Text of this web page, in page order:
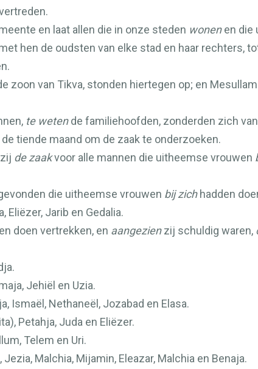
en laat allen die in onze steden wonenen die
hen de oudsten van elke stad en haar rechters,
zoon van Tikva, stonden hiertegen op; en
te wetende familiehoofden, zonderden zich
tiende maand om de zaak te onderzoeken.
de zaakvoor alle mannen die uitheemse vrouwen
die uitheemse vrouwen bij zichhadden
Eliëzer, Jarib en Gedalia.
doen vertrekken, en aangezienzij schuldig waren,
Jehiël en Uzia.
Ismaël, Nethaneël, Jozabad en Elasa.
Petahja, Juda en Eliëzer.
Telem en Uri.
Malchia, Mijamin, Eleazar, Malchia en Benaja.